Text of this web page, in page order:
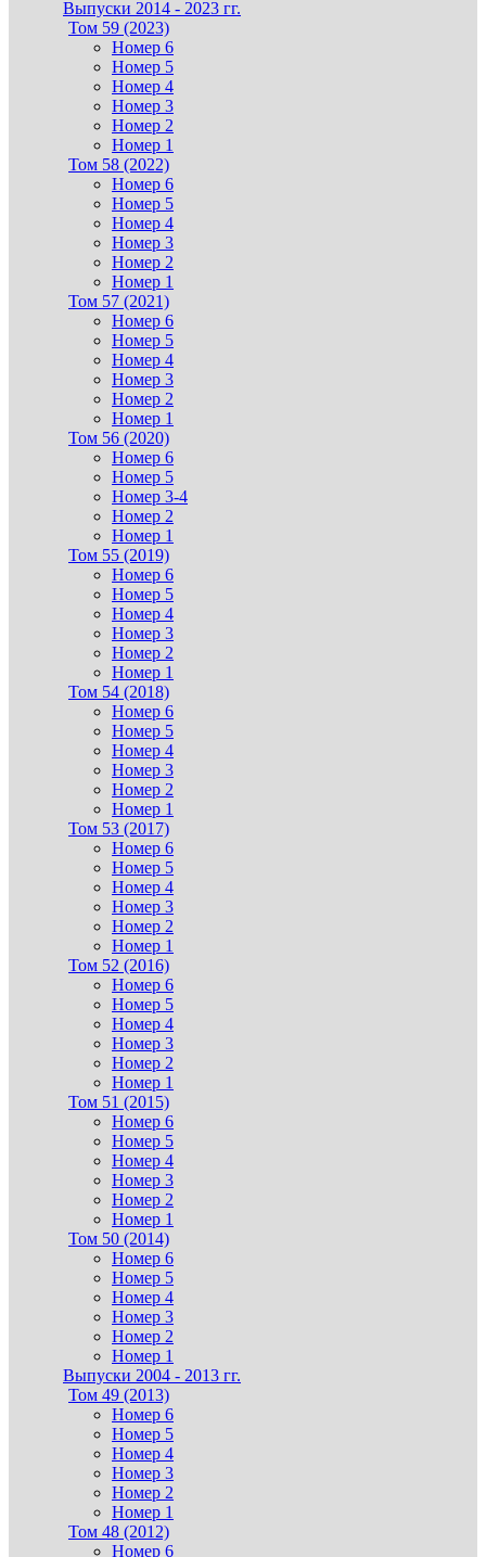
Выпуски 2014 - 2023 гг.
Том 59 (2023)
Номер 6
Номер 5
Номер 4
Номер 3
Номер 2
Номер 1
Том 58 (2022)
Номер 6
Номер 5
Номер 4
Номер 3
Номер 2
Номер 1
Том 57 (2021)
Номер 6
Номер 5
Номер 4
Номер 3
Номер 2
Номер 1
Том 56 (2020)
Номер 6
Номер 5
Номер 3-4
Номер 2
Номер 1
Том 55 (2019)
Номер 6
Номер 5
Номер 4
Номер 3
Номер 2
Номер 1
Том 54 (2018)
Номер 6
Номер 5
Номер 4
Номер 3
Номер 2
Номер 1
Том 53 (2017)
Номер 6
Номер 5
Номер 4
Номер 3
Номер 2
Номер 1
Том 52 (2016)
Номер 6
Номер 5
Номер 4
Номер 3
Номер 2
Номер 1
Том 51 (2015)
Номер 6
Номер 5
Номер 4
Номер 3
Номер 2
Номер 1
Том 50 (2014)
Номер 6
Номер 5
Номер 4
Номер 3
Номер 2
Номер 1
Выпуски 2004 - 2013 гг.
Том 49 (2013)
Номер 6
Номер 5
Номер 4
Номер 3
Номер 2
Номер 1
Том 48 (2012)
Номер 6